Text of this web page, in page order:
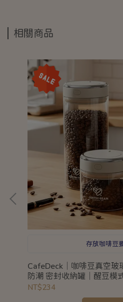
相關商品
存放咖啡豆
CafeDeck｜咖啡豆真空玻
防潮 密封收納罐｜醒豆模
防蟲長效保鮮罐
NT$234